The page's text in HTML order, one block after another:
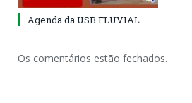
Agenda da USB FLUVIAL
Os comentários estão fechados.